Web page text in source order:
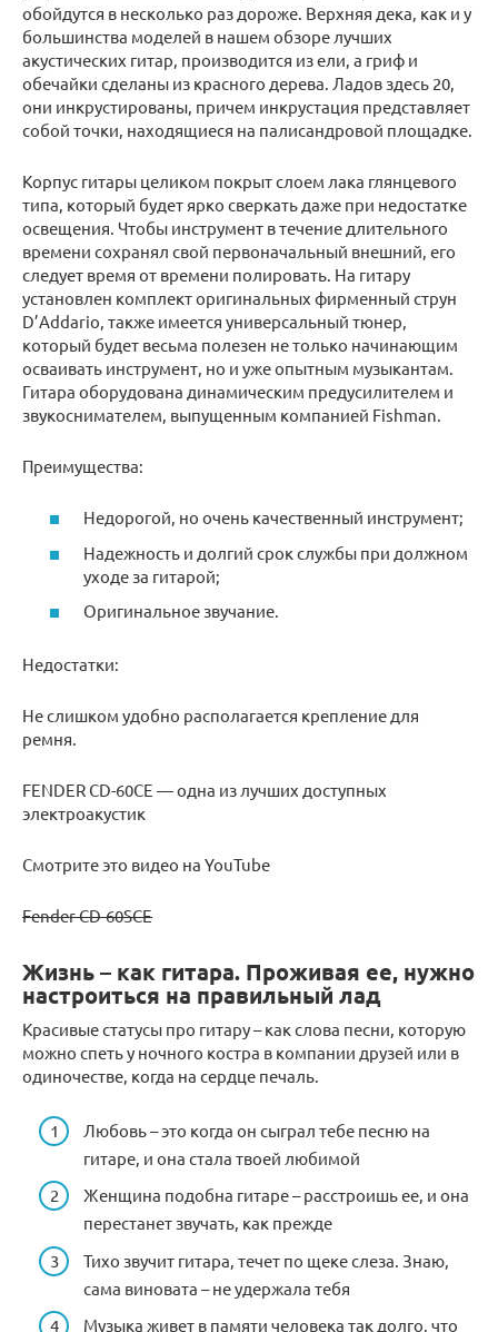
обойдутся в несколько раз дороже. Верхняя дека, как и у
большинства моделей в нашем обзоре лучших
акустических гитар, производится из ели, а гриф и
обечайки сделаны из красного дерева. Ладов здесь 20,
они инкрустированы, причем инкрустация представляет
собой точки, находящиеся на палисандровой площадке.
Корпус гитары целиком покрыт слоем лака глянцевого
типа, который будет ярко сверкать даже при недостатке
освещения. Чтобы инструмент в течение длительного
времени сохранял свой первоначальный внешний, его
следует время от времени полировать. На гитару
установлен комплект оригинальных фирменный струн
D’Addario, также имеется универсальный тюнер,
который будет весьма полезен не только начинающим
осваивать инструмент, но и уже опытным музыкантам.
Гитара оборудована динамическим предусилителем и
звукоснимателем, выпущенным компанией Fishman.
Преимущества:
Недорогой, но очень качественный инструмент;
Надежность и долгий срок службы при должном
уходе за гитарой;
Оригинальное звучание.
Недостатки:
Не слишком удобно располагается крепление для
ремня.
FENDER CD-60CE — одна из лучших доступных
электроакустик
Смотрите это видео на YouTube
Fender CD-60SCE
Жизнь – как гитара. Проживая ее, нужно
настроиться на правильный лад
Красивые статусы про гитару – как слова песни, которую
можно спеть у ночного костра в компании друзей или в
одиночестве, когда на сердце печаль.
Любовь – это когда он сыграл тебе песню на
гитаре, и она стала твоей любимой
Женщина подобна гитаре – расстроишь ее, и она
перестанет звучать, как прежде
Тихо звучит гитара, течет по щеке слеза. Знаю,
сама виновата – не удержала тебя
Музыка живет в памяти человека так долго, что